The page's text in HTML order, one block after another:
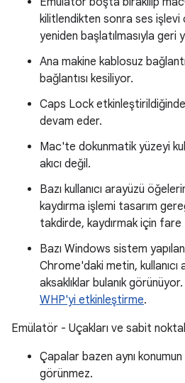
kilitlendikten sonra ses işlevi
yeniden başlatılmasıyla geri
Ana makine kablosuz
bağlantısı kesiliyor.
Caps Lock
devam eder.
Mac'te dokunmatik yüzeyi
akıcı değil.
Bazı kullanıcı arayüzü
kaydırma işlemi tasarım
takdirde, kaydırmak için fare
Bazı Windows sistem
Chrome'daki metin,
aksaklıklar bulanık
WHP'yi etkinleştirme.
Emülatör - Uçakları ve sabit
Çapalar bazen aynı konumun
görünmez.